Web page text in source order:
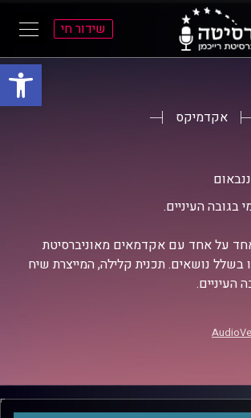
פתח
שידור חי
אקדמיקס
העיניים.
על אחד עם אקדמאים מאוניברסיטת
בשלל נושאים. תכנית קלילה, המייצרת שיח
העיניים.